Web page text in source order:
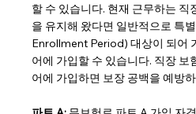
할 수 있습니다. 현재 근무하는
을 유지해 왔다면 일반적으로 특
Enrollment Period) 대상이 되어
어에 가입할 수 있습니다. 직장 보
어에 가입하면 보장 공백을 예방